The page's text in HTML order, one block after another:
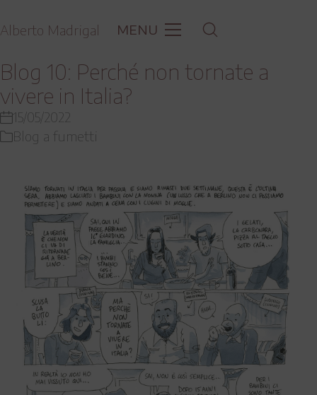
Alberto Madrigal MENU
Blog 10: Perché non tornate a
vivere in Italia?
15/05/2022
Blog a fumetti